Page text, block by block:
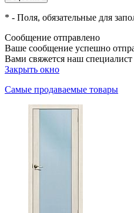
* - Поля, обязательные для
Сообщение отправлено
Ваше сообщение успешно
Вами свяжется наш специалист
Закрыть окно
Самые продаваемые товары